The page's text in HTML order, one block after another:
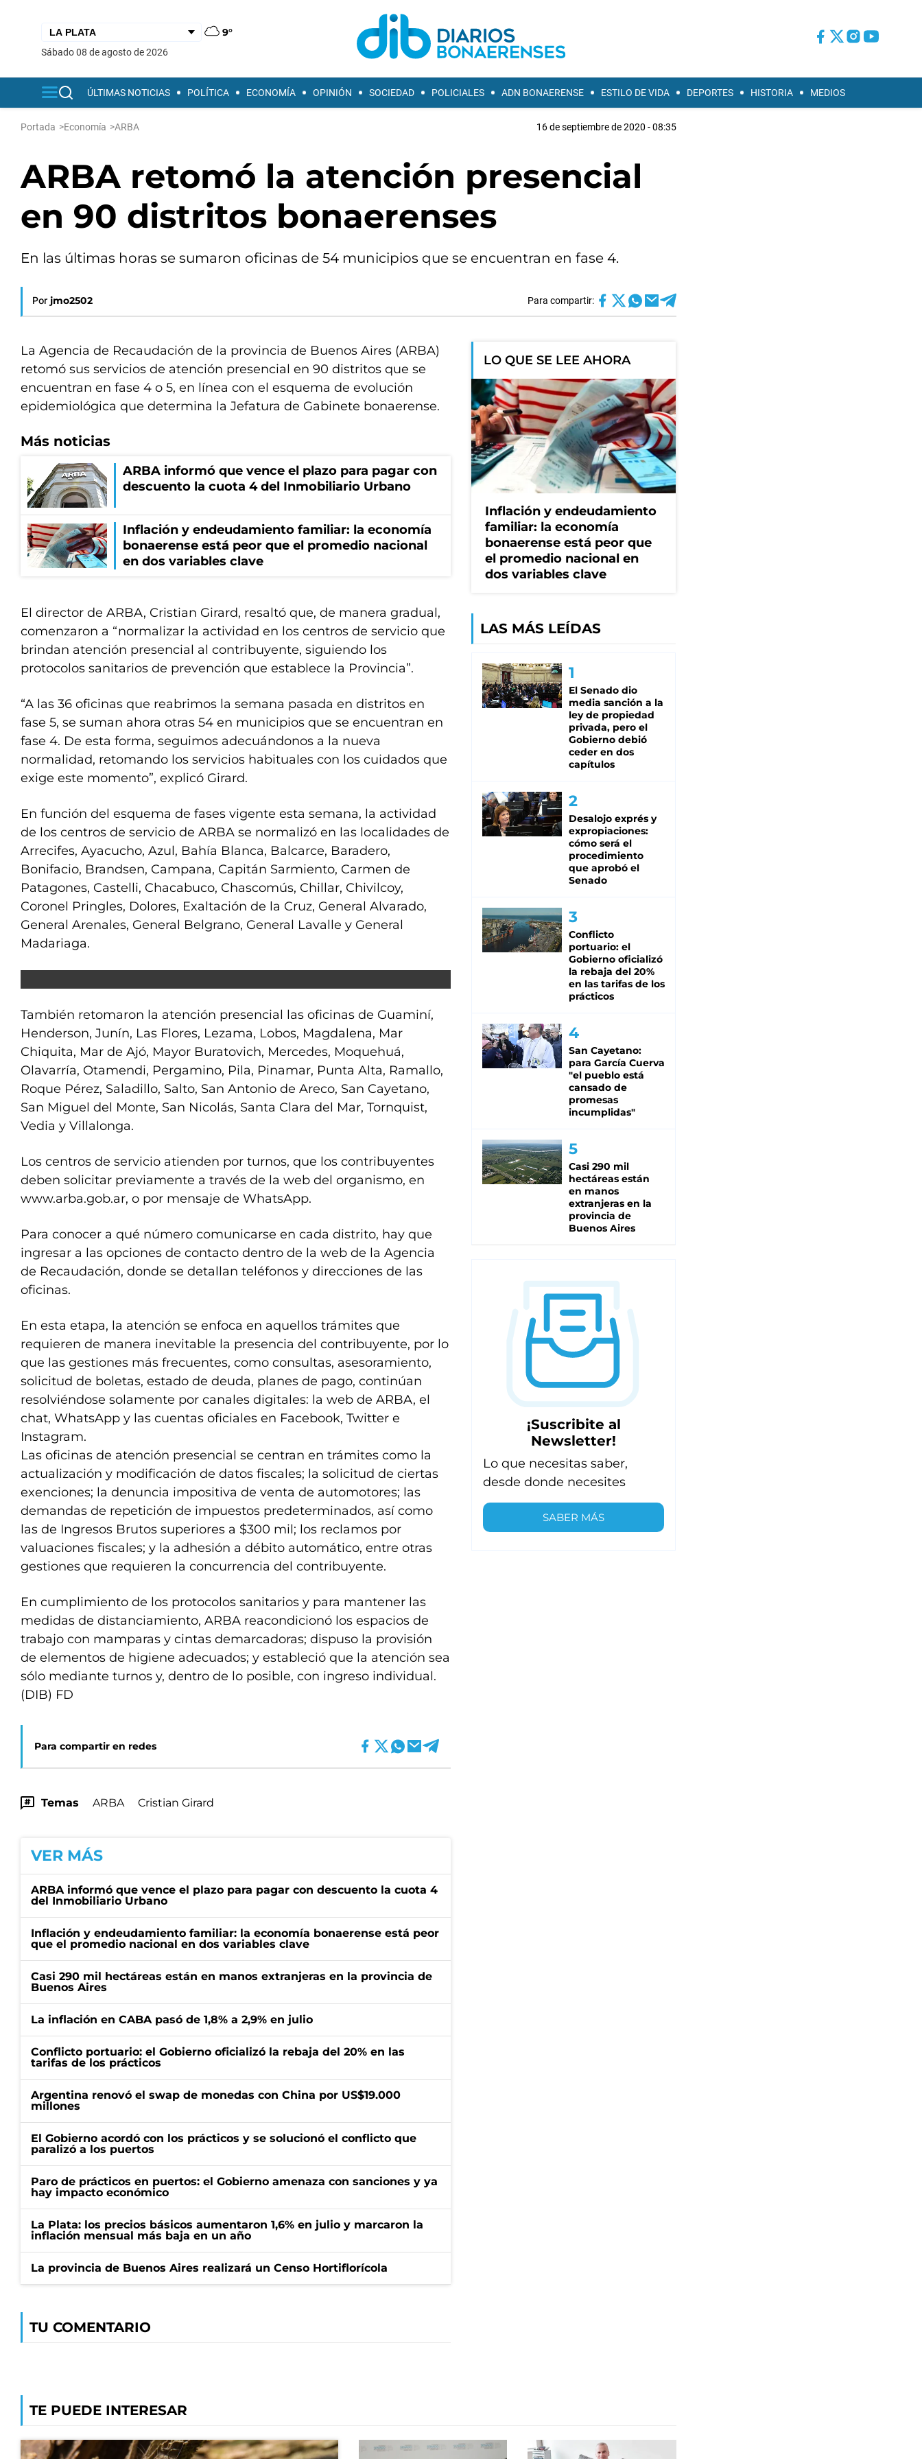
9°
sábado 08 de agosto de 2026
ÚLTIMAS NOTICIAS POLÍTICA ECONOMÍA OPINIÓN SOCIEDAD POLICIALES ADN BONAERENSE ESTILO DE VIDA DEPORTES HISTORIA MEDIOS
Portada >Economía >ARBA 16 de septiembre de 2020 - 08:35
ARBA retomó la atención presencial
en 90 distritos bonaerenses
En las últimas horas se sumaron oficinas de 54 municipios que se encuentran en fase 4.
Por jmo2502 Para compartir:
La Agencia de Recaudación de la provincia de Buenos Aires (ARBA)
retomó sus servicios de atención presencial en 90 distritos que se
encuentran en fase 4 o 5, en línea con el esquema de evolución
epidemiológica que determina la Jefatura de Gabinete bonaerense.
Más noticias
ARBA informó que vence el plazo para pagar con
descuento la cuota 4 del Inmobiliario Urbano
Inflación y endeudamiento familiar: la economía
bonaerense está peor que el promedio nacional
en dos variables clave
El director de ARBA, Cristian Girard, resaltó que, de manera gradual,
comenzaron a “normalizar la actividad en los centros de servicio que
brindan atención presencial al contribuyente, siguiendo los
protocolos sanitarios de prevención que establece la Provincia”.
“A las 36 oficinas que reabrimos la semana pasada en distritos en
fase 5, se suman ahora otras 54 en municipios que se encuentran en
fase 4. De esta forma, seguimos adecuándonos a la nueva
normalidad, retomando los servicios habituales con los cuidados que
exige este momento”, explicó Girard.
En función del esquema de fases vigente esta semana, la actividad
de los centros de servicio de ARBA se normalizó en las localidades de
Arrecifes, Ayacucho, Azul, Bahía Blanca, Balcarce, Baradero,
Bonifacio, Brandsen, Campana, Capitán Sarmiento, Carmen de
Patagones, Castelli, Chacabuco, Chascomús, Chillar, Chivilcoy,
Coronel Pringles, Dolores, Exaltación de la Cruz, General Alvarado,
General Arenales, General Belgrano, General Lavalle y General
Madariaga.
También retomaron la atención presencial las oficinas de Guaminí,
Henderson, Junín, Las Flores, Lezama, Lobos, Magdalena, Mar
Chiquita, Mar de Ajó, Mayor Buratovich, Mercedes, Moquehuá,
Olavarría, Otamendi, Pergamino, Pila, Pinamar, Punta Alta, Ramallo,
Roque Pérez, Saladillo, Salto, San Antonio de Areco, San Cayetano,
San Miguel del Monte, San Nicolás, Santa Clara del Mar, Tornquist,
Vedia y Villalonga.
Los centros de servicio atienden por turnos, que los contribuyentes
deben solicitar previamente a través de la web del organismo, en
www.arba.gob.ar, o por mensaje de WhatsApp.
Para conocer a qué número comunicarse en cada distrito, hay que
ingresar a las opciones de contacto dentro de la web de la Agencia
de Recaudación, donde se detallan teléfonos y direcciones de las
oficinas.
En esta etapa, la atención se enfoca en aquellos trámites que
requieren de manera inevitable la presencia del contribuyente, por lo
que las gestiones más frecuentes, como consultas, asesoramiento,
solicitud de boletas, estado de deuda, planes de pago, continúan
resolviéndose solamente por canales digitales: la web de ARBA, el
chat, WhatsApp y las cuentas oficiales en Facebook, Twitter e
Instagram.
Las oficinas de atención presencial se centran en trámites como la
actualización y modificación de datos fiscales; la solicitud de ciertas
exenciones; la denuncia impositiva de venta de automotores; las
demandas de repetición de impuestos predeterminados, así como
las de Ingresos Brutos superiores a $300 mil; los reclamos por
valuaciones fiscales; y la adhesión a débito automático, entre otras
gestiones que requieren la concurrencia del contribuyente.
En cumplimiento de los protocolos sanitarios y para mantener las
medidas de distanciamiento, ARBA reacondicionó los espacios de
trabajo con mamparas y cintas demarcadoras; dispuso la provisión
de elementos de higiene adecuados; y estableció que la atención sea
sólo mediante turnos y, dentro de lo posible, con ingreso individual.
(DIB) FD
Para compartir en redes
Temas ARBA Cristian Girard
VER MÁS
ARBA informó que vence el plazo para pagar con descuento la cuota 4
del Inmobiliario Urbano
Inflación y endeudamiento familiar: la economía bonaerense está peor
que el promedio nacional en dos variables clave
Casi 290 mil hectáreas están en manos extranjeras en la provincia de
Buenos Aires
La inflación en CABA pasó de 1,8% a 2,9% en julio
Conflicto portuario: el Gobierno oficializó la rebaja del 20% en las
tarifas de los prácticos
Argentina renovó el swap de monedas con China por US$19.000
millones
El Gobierno acordó con los prácticos y se solucionó el conflicto que
paralizó a los puertos
Paro de prácticos en puertos: el Gobierno amenaza con sanciones y ya
hay impacto económico
La Plata: los precios básicos aumentaron 1,6% en julio y marcaron la
inflación mensual más baja en un año
La provincia de Buenos Aires realizará un Censo Hortiflorícola
TU COMENTARIO
LO QUE SE LEE AHORA
Inflación y endeudamiento
familiar: la economía
bonaerense está peor que
el promedio nacional en
dos variables clave
LAS MÁS LEÍDAS
El Senado dio
media sanción a la
ley de propiedad
privada, pero el
Gobierno debió
ceder en dos
capítulos
Desalojo exprés y
expropiaciones:
cómo será el
procedimiento
que aprobó el
Senado
Conflicto
portuario: el
Gobierno oficializó
la rebaja del 20%
en las tarifas de los
prácticos
San Cayetano:
para García Cuerva
"el pueblo está
cansado de
promesas
incumplidas"
Casi 290 mil
hectáreas están
en manos
extranjeras en la
provincia de
Buenos Aires
¡Suscribite al
Newsletter!
Lo que necesitas saber,
desde donde necesites
SABER MÁS
TE PUEDE INTERESAR